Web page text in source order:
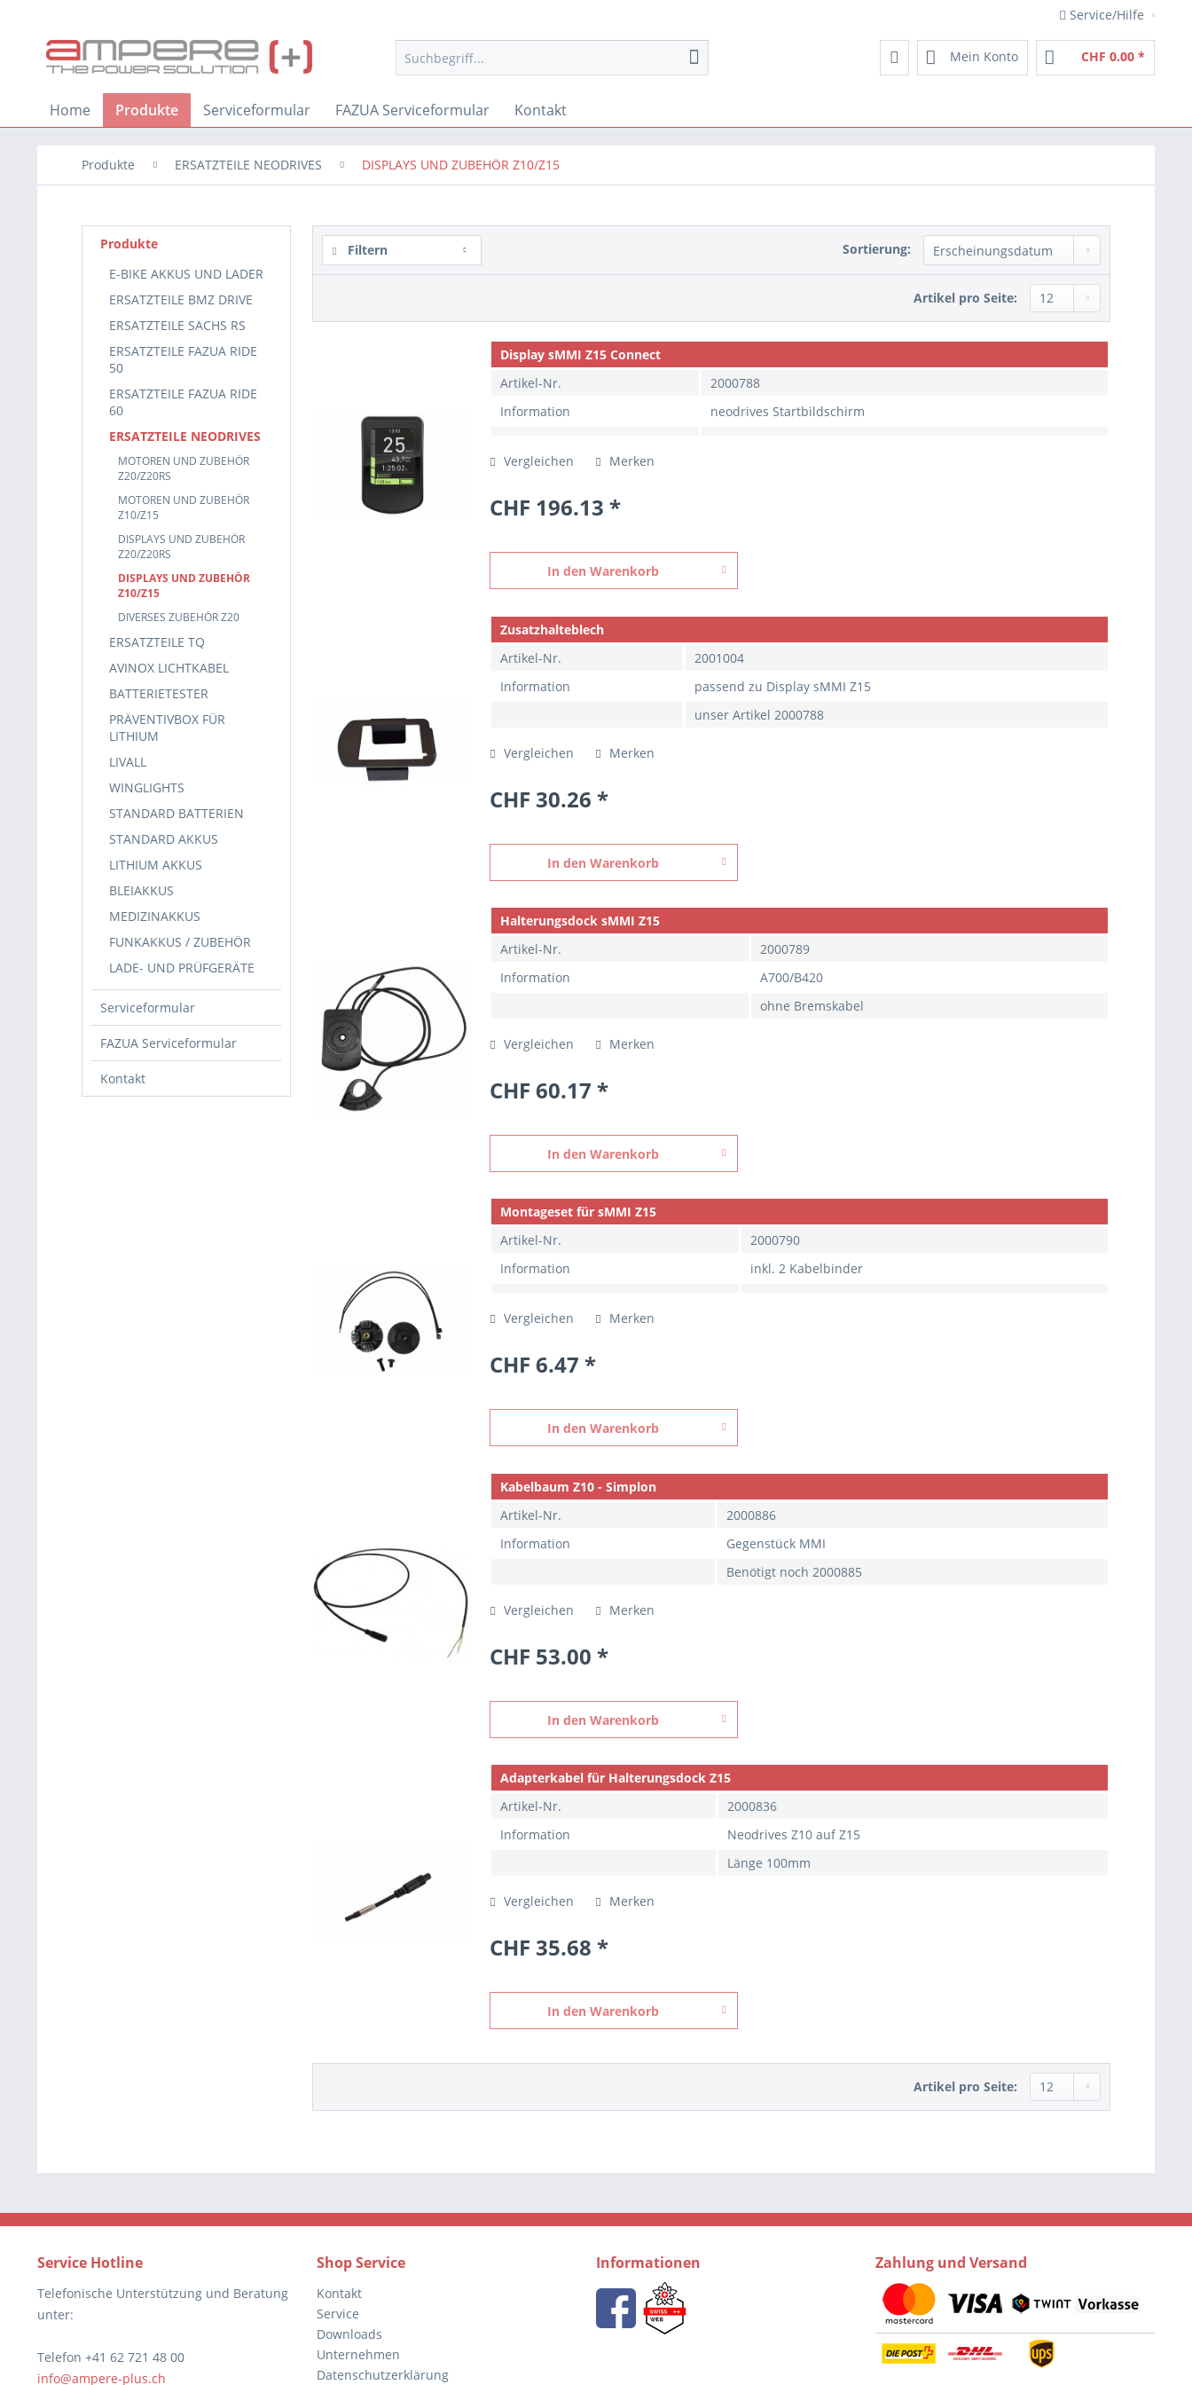
Service/Hilfe
Mein Konto CHF 0.00 *
Home Produkte Serviceformular FAZUA Serviceformular Kontakt
Produkte ERSATZTEILE NEODRIVES DISPLAYS UND ZUBEHÖR Z10/Z15
Produkte
E-BIKE AKKUS UND LADER
ERSATZTEILE BMZ DRIVE
ERSATZTEILE SACHS RS
ERSATZTEILE FAZUA RIDE
50
ERSATZTEILE FAZUA RIDE
60
ERSATZTEILE NEODRIVES
MOTOREN UND ZUBEHÖR
Z20/Z20RS
MOTOREN UND ZUBEHÖR
Z10/Z15
DISPLAYS UND ZUBEHÖR
Z20/Z20RS
DISPLAYS UND ZUBEHÖR
Z10/Z15
DIVERSES ZUBEHÖR Z20
ERSATZTEILE TQ
AVINOX LICHTKABEL
BATTERIETESTER
PRÄVENTIVBOX FÜR
LITHIUM
LIVALL
WINGLIGHTS
STANDARD BATTERIEN
STANDARD AKKUS
LITHIUM AKKUS
BLEIAKKUS
MEDIZINAKKUS
FUNKAKKUS / ZUBEHÖR
LADE- UND PRÜFGERÄTE
Serviceformular
FAZUA Serviceformular
Kontakt
Filtern Sortierung:
Artikel pro Seite:
Display sMMI Z15 Connect
Artikel-Nr.
2000788
Information
neodrives Startbildschirm
Vergleichen Merken
CHF 196.13 *
In den Warenkorb
Zusatzhalteblech
Artikel-Nr.
2001004
Information
passend zu Display sMMI Z15
unser Artikel 2000788
Vergleichen Merken
CHF 30.26 *
In den Warenkorb
Halterungsdock sMMI Z15
Artikel-Nr.
2000789
Information
A700/B420
ohne Bremskabel
Vergleichen Merken
CHF 60.17 *
In den Warenkorb
Montageset für sMMI Z15
Artikel-Nr.
2000790
Information
inkl. 2 Kabelbinder
Vergleichen Merken
CHF 6.47 *
In den Warenkorb
Kabelbaum Z10 - Simplon
Artikel-Nr.
2000886
Information
Gegenstück MMI
Benötigt noch 2000885
Vergleichen Merken
CHF 53.00 *
In den Warenkorb
Adapterkabel für Halterungsdock Z15
Artikel-Nr.
2000836
Information
Neodrives Z10 auf Z15
Länge 100mm
Vergleichen Merken
CHF 35.68 *
In den Warenkorb
Artikel pro Seite:
Service Hotline
Telefonische Unterstützung und Beratung
unter:
Telefon +41 62 721 48 00
info@ampere-plus.ch
Shop Service
Kontakt
Service
Downloads
Unternehmen
Datenschutzerklärung
Informationen Zahlung und Versand